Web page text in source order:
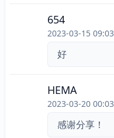
654
2023-03-15 09:03
好
HEMA
2023-03-20 00:03
感谢分享！